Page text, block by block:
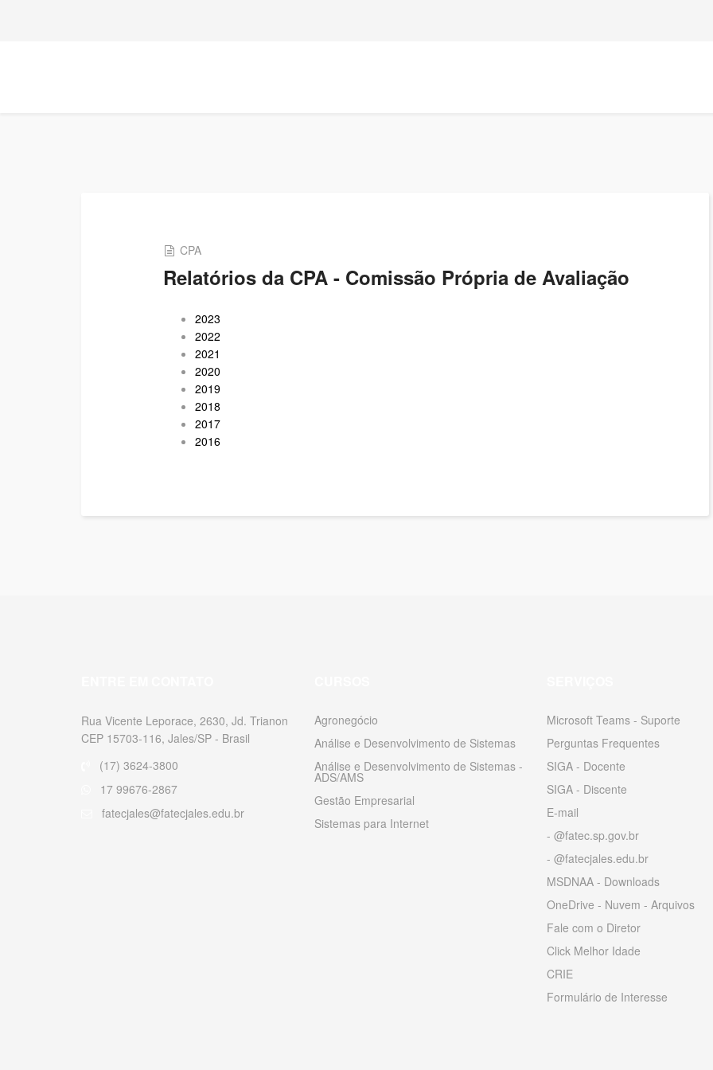
CPA
Relatórios da CPA - Comissão Própria de Avaliação
2023
2022
2021
2020
2019
2018
2017
2016
Rua Vicente Leporace, 2630, Jd. Trianon
CEP 15703-116, Jales/SP - Brasil
(17) 3624-3800
17 99676-2867
fatecjales@fatecjales.edu.br
Agronegócio
Análise e Desenvolvimento de Sistemas
Análise e Desenvolvimento de Sistemas -
ADS/AMS
Gestão Empresarial
Sistemas para Internet
Microsoft Teams - Suporte
Perguntas Frequentes
SIGA - Docente
SIGA - Discente
E-mail
- @fatec.sp.gov.br
- @fatecjales.edu.br
MSDNAA - Downloads
OneDrive - Nuvem - Arquivos
Fale com o Diretor
Click Melhor Idade
CRIE
Formulário de Interesse